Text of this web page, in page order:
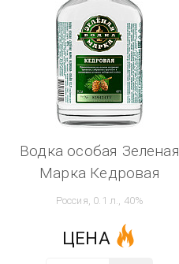
Водка особая Зеленая
Марка Кедровая
Россия, 0.1 л., 40%
ЦЕНА